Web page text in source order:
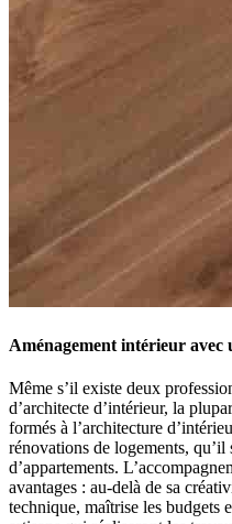
Aménagement intérieur avec
Même s’il existe deux
d’architecte d’intérieur, la
formés à l’architecture
rénovations de logements, qu’il
d’appartements.
avantages : au-delà de sa
technique, maîtrise les budgets